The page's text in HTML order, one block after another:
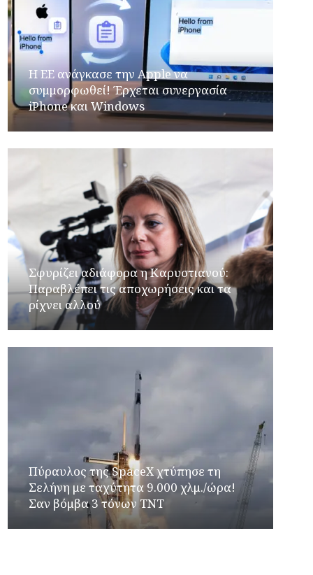
H ΕΕ ανάγκασε την Apple να
συμμορφωθεί! Έρχεται συνεργασία
iPhone και Windows
Σφυρίζει αδιάφορα η Καρυστιανού:
Παραβλέπει τις αποχωρήσεις και τα
ρίχνει αλλού
Πύραυλος της SpaceX χτύπησε τη
Σελήνη με ταχύτητα 9.000 χλμ./ώρα!
Σαν βόμβα 3 τόνων TNT